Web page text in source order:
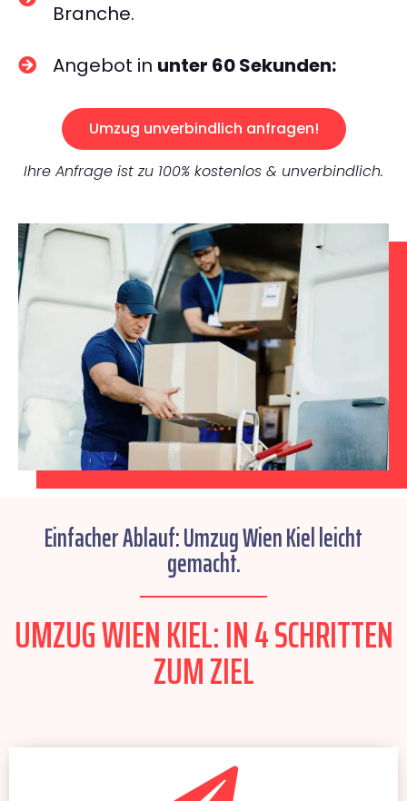
Branche.
Angebot in unter 60 Sekunden:
Umzug unverbindlich anfragen!
Ihre Anfrage ist zu 100% kostenlos & unverbindlich.
Einfacher Ablauf: Umzug Wien Kiel leicht
gemacht.
UMZUG WIEN KIEL: IN 4 SCHRITTEN
ZUM ZIEL